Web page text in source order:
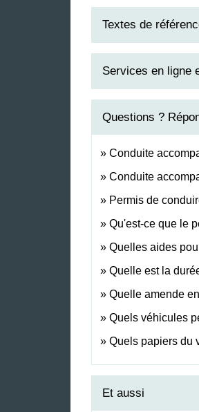
Textes de
Services en ligne
Questions ?
Conduite
Conduite
Permis de
Qu'est-ce que le
Quelles aides
Quelle est la
Quelle amende
Quels véhicules
Quels papiers du
Et aussi